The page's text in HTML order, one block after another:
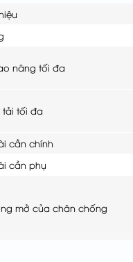
nâng tối đa
tải tối đa
cần chính
cần phụ
mở của chân chống